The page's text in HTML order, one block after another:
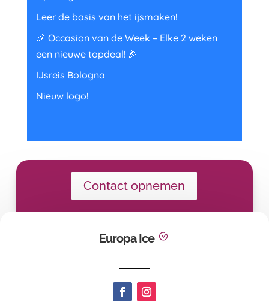
Leer de basis van het ijsmaken!
🎉 Occasion van de Week – Elke 2 weken
een nieuwe topdeal! 🎉
IJsreis Bologna
Nieuw logo!
Contact opnemen
Europa Ice